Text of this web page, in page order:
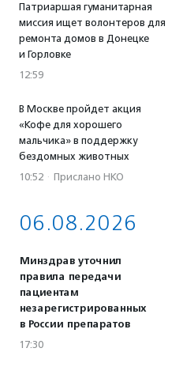
Патриаршая гуманитарная
миссия ищет волонтеров для
ремонта домов в Донецке
и Горловке
12:59
В Москве пройдет акция
«Кофе для хорошего
мальчика» в поддержку
бездомных животных
10:52 · Прислано НКО
06.08.2026
Минздрав уточнил
правила передачи
пациентам
незарегистрированных
в России препаратов
17:30